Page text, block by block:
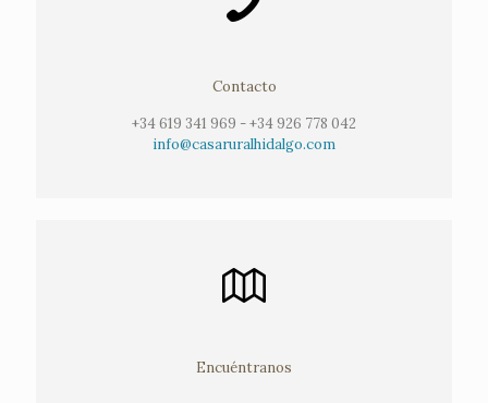
Contacto
+34 619 341 969 -+34 926 778 042
info@casaruralhidalgo.com
Encuéntranos